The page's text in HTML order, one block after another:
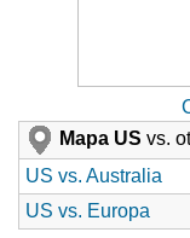
Mapa US vs.
US vs. Australia
US vs. Europa